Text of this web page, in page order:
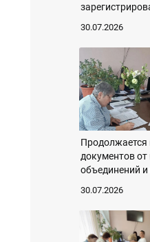
30.07.2026
Продолжается
документов
объединений
30.07.2026